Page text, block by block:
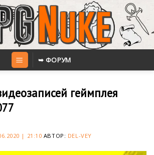
➥ ФОРУМ
геймплея
| 21:10 АВТОР: DEL-VEY